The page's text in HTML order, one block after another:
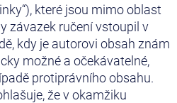
které jsou mimo oblast
závazek ručení vstoupil v
kdy je autorovi obsah znám
možné a očekávatelné,
protiprávního obsahu.
že v okamžiku